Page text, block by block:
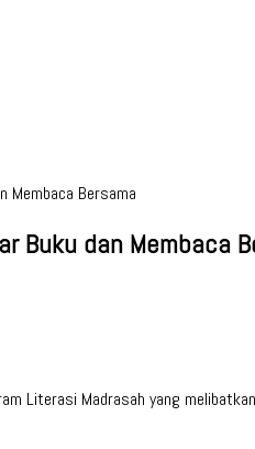
Membaca Bersama
Buku dan Membaca
Literasi Madrasah yang